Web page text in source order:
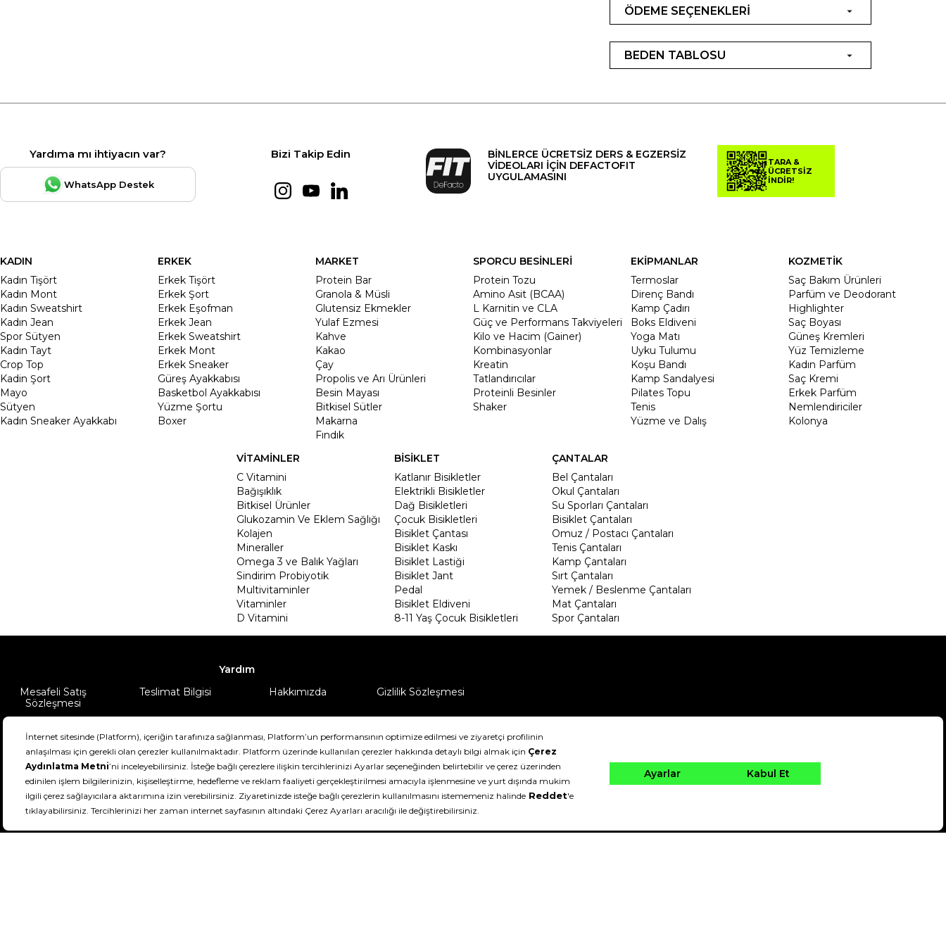
ÖDEME SEÇENEKLERİ
BEDEN TABLOSU
Yardıma mı ihtiyacın var?
WhatsApp Destek
Bizi Takip Edin
BİNLERCE ÜCRETSİZ DERS & EGZERSİZ
VİDEOLARI İÇİN DEFACTOFIT
UYGULAMASINI
TARA &
ÜCRETSİZ
İNDİR!
KADIN
Kadın Tişört
Kadın Mont
Kadın Sweatshirt
Kadın Jean
Spor Sütyen
Kadın Tayt
Crop Top
Kadin Şort
Mayo
Sütyen
Kadın Sneaker Ayakkabı
ERKEK
Erkek Tişört
Erkek Şort
Erkek Eşofman
Erkek Jean
Erkek Sweatshirt
Erkek Mont
Erkek Sneaker
Güreş Ayakkabısı
Basketbol Ayakkabısı
Yüzme Şortu
Boxer
MARKET
Protein Bar
Granola & Müsli
Glutensiz Ekmekler
Yulaf Ezmesi
Kahve
Kakao
Çay
Propolis ve Arı Ürünleri
Besin Mayası
Bitkisel Sütler
Makarna
Fındık
SPORCU BESİNLERİ
Protein Tozu
Amino Asit (BCAA)
L Karnitin ve CLA
Güç ve Performans Takviyeleri
Kilo ve Hacim (Gainer)
Kombinasyonlar
Kreatin
Tatlandırıcılar
Proteinli Besinler
Shaker
EKİPMANLAR
Termoslar
Direnç Bandı
Kamp Çadırı
Boks Eldiveni
Yoga Matı
Uyku Tulumu
Koşu Bandı
Kamp Sandalyesi
Pilates Topu
Tenis
Yüzme ve Dalış
KOZMETİK
Saç Bakım Ürünleri
Parfüm ve Deodorant
Highlighter
Saç Boyası
Güneş Kremleri
Yüz Temizleme
Kadın Parfüm
Saç Kremi
Erkek Parfüm
Nemlendiriciler
Kolonya
VİTAMİNLER
C Vitamini
Bağışıklık
Bitkisel Ürünler
Glukozamin Ve Eklem Sağlığı
Kolajen
Mineraller
Omega 3 ve Balık Yağları
Sindirim Probiyotik
Multivitaminler
Vitaminler
D Vitamini
BİSİKLET
Katlanır Bisikletler
Elektrikli Bisikletler
Dağ Bisikletleri
Çocuk Bisikletleri
Bisiklet Çantası
Bisiklet Kaskı
Bisiklet Lastiği
Bisiklet Jant
Pedal
Bisiklet Eldiveni
8-11 Yaş Çocuk Bisikletleri
ÇANTALAR
Bel Çantaları
Okul Çantaları
Su Sporları Çantaları
Bisiklet Çantaları
Omuz / Postacı Çantaları
Tenis Çantaları
Kamp Çantaları
Sırt Çantaları
Yemek / Beslenme Çantaları
Mat Çantaları
Spor Çantaları
Yardım
Mesafeli Satış
Sözleşmesi
Teslimat Bilgisi Hakkımızda Gizlilik Sözleşmesi
DeFactoFIT ©️ 2022-2026. Tüm hakları saklıdır.